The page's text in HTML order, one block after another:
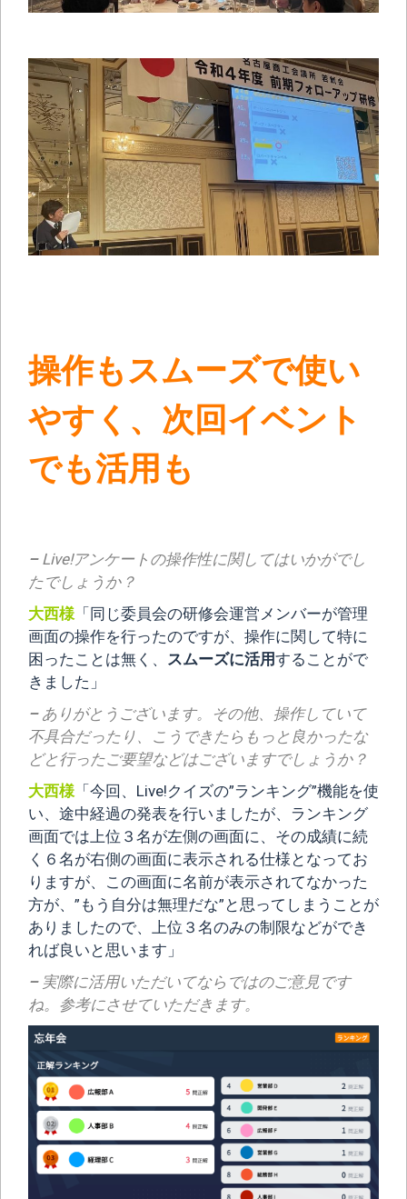
操作もスムーズで使い
やすく、次回イベント
でも活用も
– Live!アンケートの操作性に関してはいかがでし
たでしょうか？
大西様「同じ委員会の研修会運営メンバーが管理
画面の操作を行ったのですが、操作に関して特に
困ったことは無く、 スムーズに活用することがで
きました」
– ありがとうございます。その他、操作していて
不具合だったり、こうできたらもっと良かったな
どと行ったご要望などはございますでしょうか？
大西様「今回、Live!クイズの”ランキング”機能を使
い、途中経過の発表を行いましたが、ランキング
画面では上位３名が左側の画面に、その成績に続
く６名が右側の画面に表示される仕様となってお
りますが、この画面に名前が表示されてなかった
方が、”もう自分は無理だな”と思ってしまうことが
ありましたので、上位３名のみの制限などができ
れば良いと思います」
– 実際に活用いただいてならではのご意見です
ね。参考にさせていただきます。